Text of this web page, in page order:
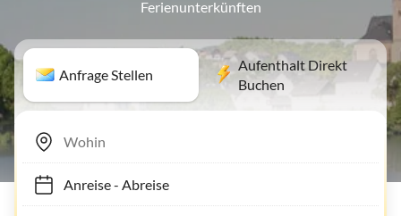
Ferienunterkünften
Anfrage Stellen
Aufenthalt Direkt
Buchen
Anreise- Abreise